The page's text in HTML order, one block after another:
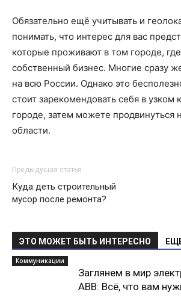
Обязательно ещё учитывать и
понимать, что интерес для вас
которые проживают в том городе,
собственный бизнес. Многие сразу
на всю России. Однако это
стоит зарекомендовать себя в узком
городе, затем можете продвинуться
области.
Предыдущая статья
Куда деть строительный
мусор после ремонта?
ЭТО МОЖЕТ БЫТЬ ИНТЕРЕСНО
Коммуникации
Заглянем в мир
ABB: Всё, что вам